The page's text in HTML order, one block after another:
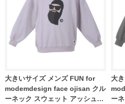
大きいサイズ メンズ FUN for
modemdesign face ojisan クル
ーネック スウェット アッシュ
大
ー